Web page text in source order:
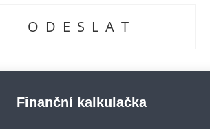
Finanční kalkulačka